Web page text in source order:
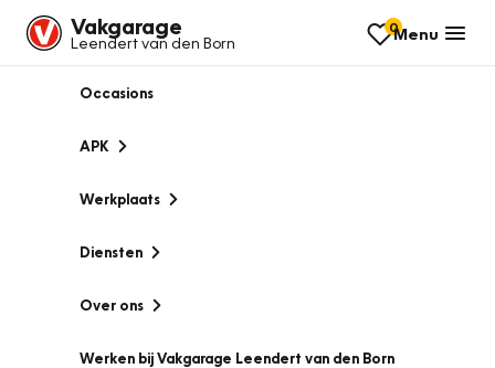
Vakgarage
Leendert van den Born
0Menu
Occasions
APK
Werkplaats
Diensten
Over ons
Werken bij Vakgarage Leendert van den Born